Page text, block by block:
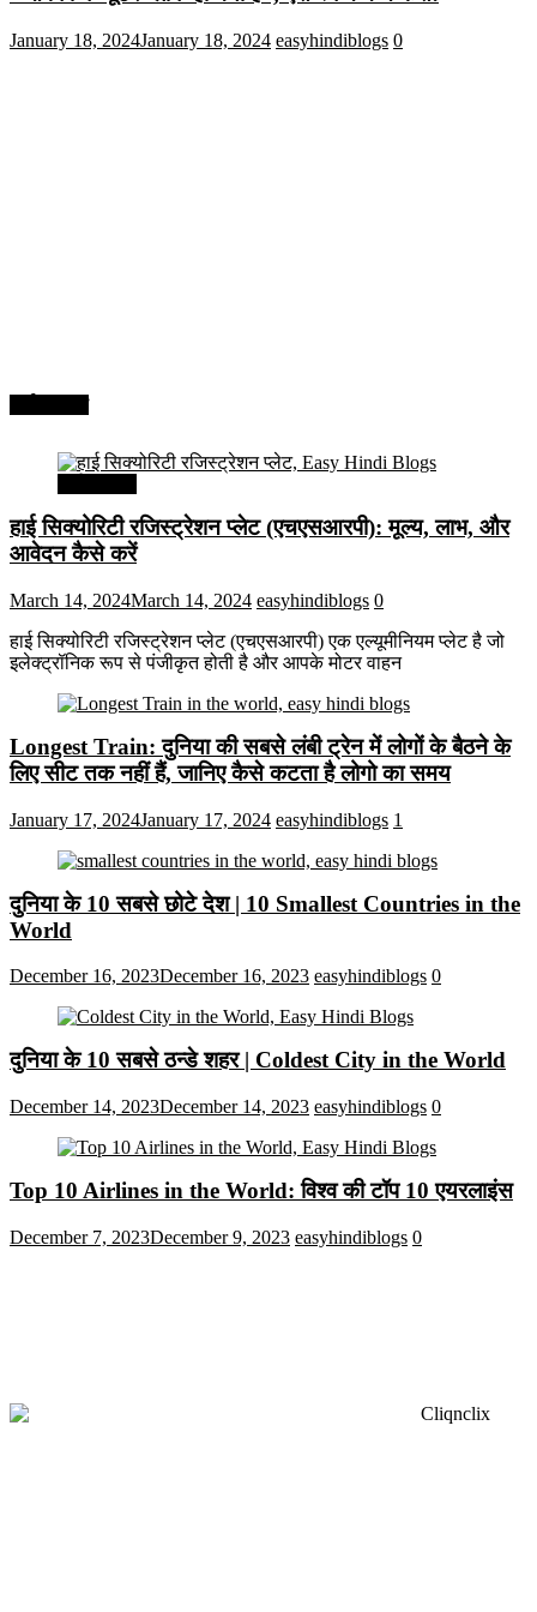
January 18, 2024January 18, 2024 easyhindiblogs 0
हाई सिक्योरिटी रजिस्ट्रेशन प्लेट (एचएसआरपी): मूल्य, लाभ, और
आवेदन कैसे करें
March 14, 2024March 14, 2024 easyhindiblogs 0
हाई सिक्योरिटी रजिस्ट्रेशन प्लेट (एचएसआरपी) एक एल्यूमीनियम प्लेट है जो
इलेक्ट्रॉनिक रूप से पंजीकृत होती है और आपके मोटर वाहन
Longest Train: दुनिया की सबसे लंबी ट्रेन में लोगों के बैठने के
लिए सीट तक ​​नहीं हैं, जानिए कैसे कटता है लोगो का समय
January 17, 2024January 17, 2024 easyhindiblogs 1
दुनिया के 10 सबसे छोटे देश | 10 Smallest Countries in the
World
December 16, 2023December 16, 2023 easyhindiblogs 0
दुनिया के 10 सबसे ठन्डे शहर | Coldest City in the World
December 14, 2023December 14, 2023 easyhindiblogs 0
Top 10 Airlines in the World: विश्व की टॉप 10 एयरलाइंस
December 7, 2023December 9, 2023 easyhindiblogs 0